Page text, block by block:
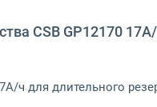
CSB GP12170
ч для длительного